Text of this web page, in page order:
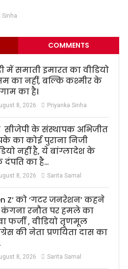
Sinha
COMMENTS
में समाती इमारत का वीडियो
का नहीं, बल्कि कश्मीर के
का है।
8, 2026 Priyanka Sinha
सीजेपी के संस्थापक अभिजीत
का कोई पुराना निजी
नहीं है, ये बांग्लादेश के
दंपति का है…
8, 2026 Sarita Samal
Z’ को ‘गटर जनरेशन’ कहने
कंगना रनौत पर हमले का
फर्जी , वीडियो तृणमूल
की नेता प्रणयिता दास का
8, 2026 Sarita Samal